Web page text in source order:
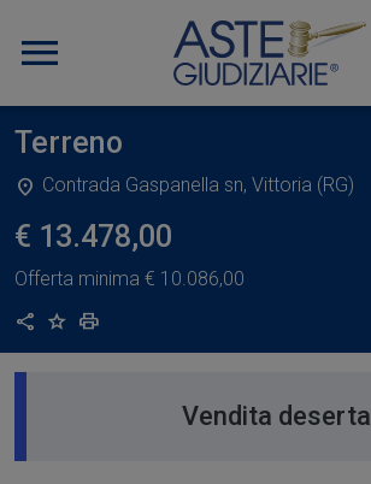
Terreno
Contrada Gaspanella sn, Vittoria (RG)
€ 13.478,00
Offerta minima € 10.086,00
CondividiAggiungi ai preferiti
Stampa
Vendita deserta